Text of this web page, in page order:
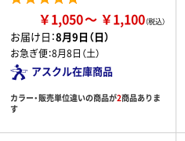
￥1,050 ￥1,100
お届け日：8月9日（日）
お急ぎ便：8月8日（土）
アスクル在庫商品
カラー・販売単位違いの商品が2商品ありま
す